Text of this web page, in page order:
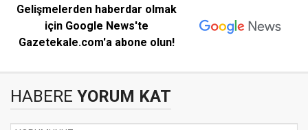
Gelişmelerden haberdar olmak
için Google News'te
Gazetekale.com'a abone olun!
HABERE YORUM KAT